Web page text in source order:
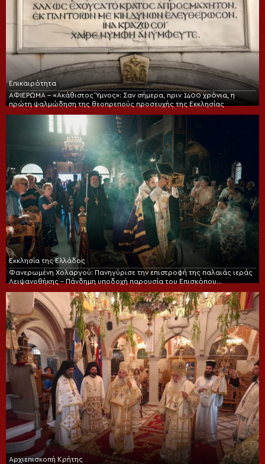
Επικαιρότητα
ΑΦΙΕΡΩΜΑ – «Ακάθιστος Ύμνος»: Σαν σήμερα, πριν 1400 χρόνια, η
πρώτη ψαλμώδηση της θεοπρεπούς προσευχής της Εκκλησίας
Εκκλησία της Ελλάδος
Φανερωμένη Χολαργού: Πανηγύρισε την επιστροφή της παλαιάς ιεράς
Λειψανοθήκης – Πάνδημη υποδοχή παρουσία του Επισκόπου
Αρχιεπισκοπή Κρήτης